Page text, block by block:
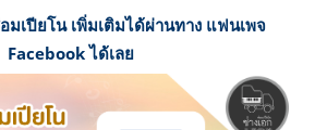
มเปียโน เพิ่มเติมได้ผ่านทาง แฟนเพจ
Facebook ได้เลย